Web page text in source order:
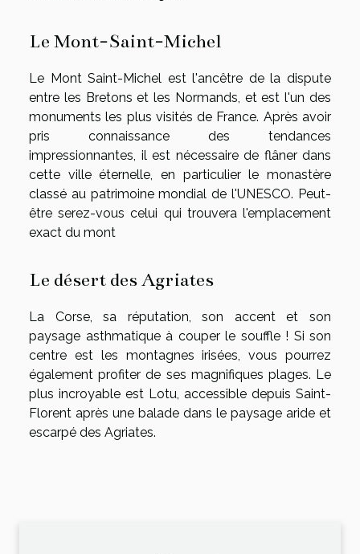
Le Mont-Saint-Michel
Le Mont Saint-Michel est l'ancêtre de la dispute
entre les Bretons et les Normands, et est l'un des
monuments les plus visités de France. Après avoir
pris connaissance des tendances
impressionnantes, il est nécessaire de flâner dans
cette ville éternelle, en particulier le monastère
classé au patrimoine mondial de l'UNESCO. Peut-
être serez-vous celui qui trouvera l'emplacement
exact du mont
Le désert des Agriates
La Corse, sa réputation, son accent et son
paysage asthmatique à couper le souffle ! Si son
centre est les montagnes irisées, vous pourrez
également profiter de ses magnifiques plages. Le
plus incroyable est Lotu, accessible depuis Saint-
Florent après une balade dans le paysage aride et
escarpé des Agriates.